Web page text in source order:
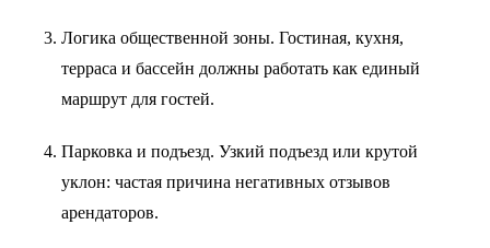
Логика общественной зоны. Гостиная, кухня,
терраса и бассейн должны работать как единый
маршрут для гостей.
Парковка и подъезд. Узкий подъезд или крутой
уклон: частая причина негативных отзывов
арендаторов.